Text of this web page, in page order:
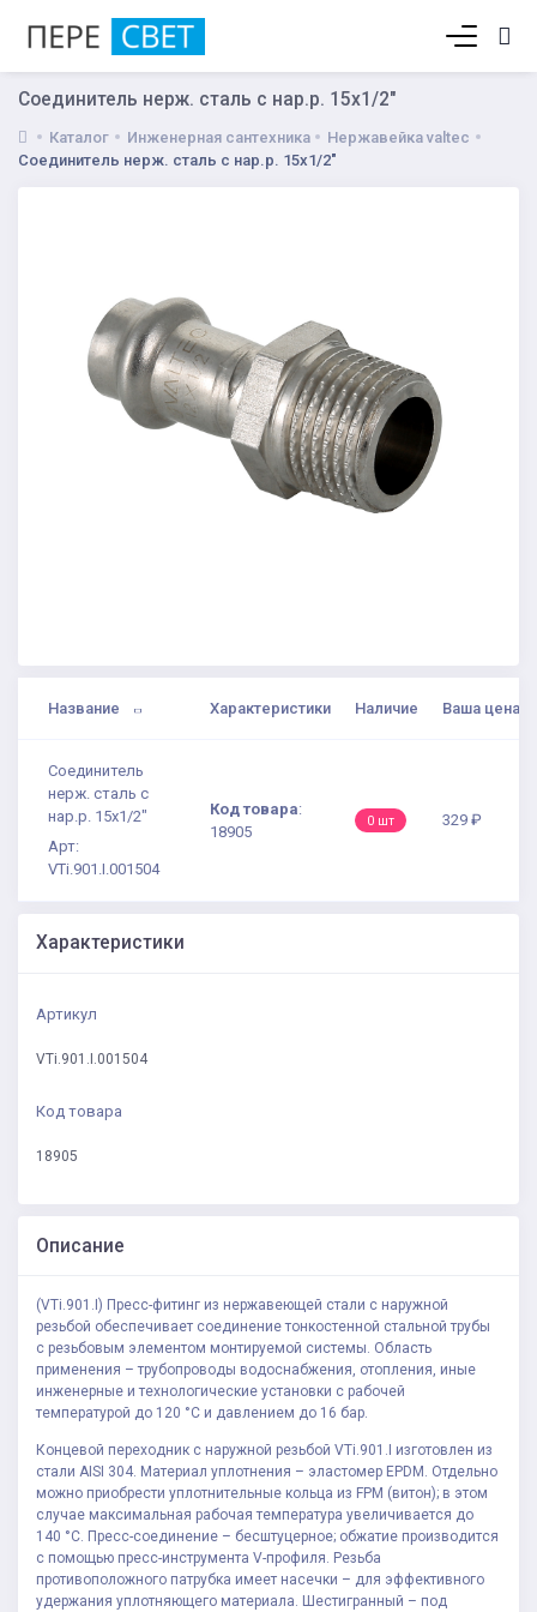
Соединитель нерж. сталь с нар.р. 15х1/2"
Каталог Инженерная сантехника
Нержавейка valtec
Соединитель нерж. сталь с нар.р. 15х1/2"
Название Характеристики Наличие Ваша цена
Соединитель
нерж. сталь с
нар.р. 15х1/2"
Арт:
VTi.901.I.001504
Код товара:
18905
0 шт 329 ₽
Характеристики
Артикул
VTi.901.I.001504
Код товара
18905
Описание
(VTi.901.I) Пресс-фитинг из нержавеющей стали с наружной
резьбой обеспечивает соединение тонкостенной стальной трубы
с резьбовым элементом монтируемой системы. Область
применения – трубопроводы водоснабжения, отопления, иные
инженерные и технологические установки с рабочей
температурой до 120 °С и давлением до 16 бар.
Концевой переходник с наружной резьбой VTi.901.I изготовлен из
стали AISI 304. Материал уплотнения – эластомер EPDM. Отдельно
можно приобрести уплотнительные кольца из FPM (витон); в этом
случае максимальная рабочая температура увеличивается до
140 °С. Пресс-соединение – бесштуцерное; обжатие производится
с помощью пресс-инструмента V-профиля. Резьба
противоположного патрубка имеет насечки – для эффективного
удержания уплотняющего материала. Шестигранный – под